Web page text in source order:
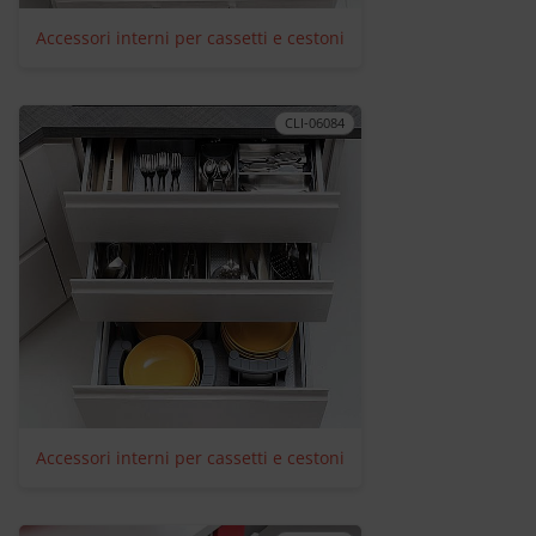
Accessori interni per cassetti e cestoni
CLI-06084
Accessori interni per cassetti e cestoni